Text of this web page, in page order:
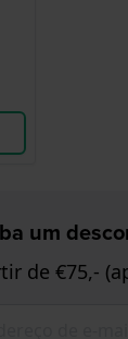
um
de €75,-